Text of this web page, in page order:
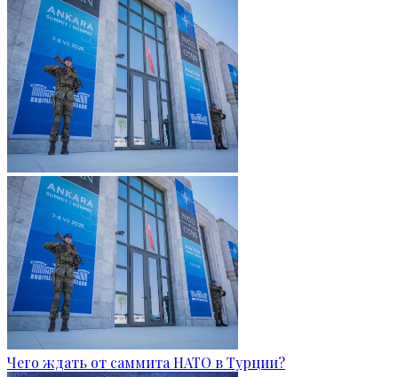
Чего ждать от саммита НАТО в Турции?